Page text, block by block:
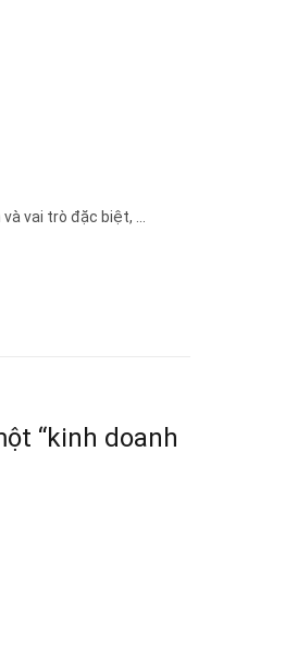
vai trò đặc biệt, ...
“kinh doanh